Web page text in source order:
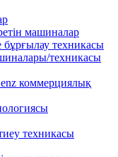
машиналар
бұрғылау техникасы
техникасы
коммерциялық
техникасы